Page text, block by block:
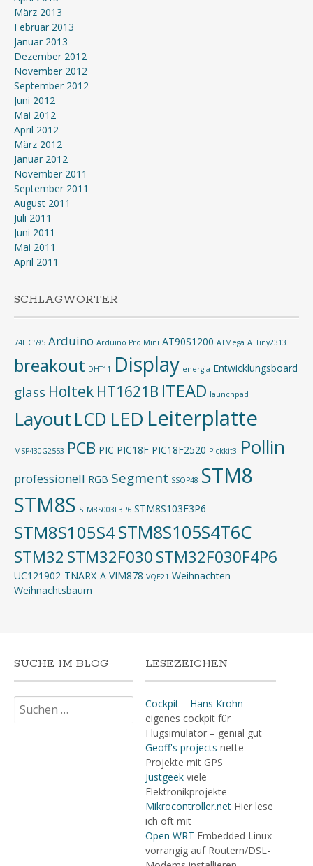
März 2013
Februar 2013
Januar 2013
Dezember 2012
November 2012
September 2012
Juni 2012
Mai 2012
April 2012
März 2012
Januar 2012
November 2011
September 2011
August 2011
Juli 2011
Juni 2011
Mai 2011
April 2011
SCHLAGWÖRTER
74HC595 Arduino Arduino Pro Mini AT90S1200 ATMega ATTiny2313
breakout DHT11 Display energia Entwicklungsboard
glass Holtek HT1621B ITEAD launchpad
Layout LCD LED Leiterplatte
MSP430G2553 PCB PIC PIC18F PIC18F2520 Pickkit3 Pollin
professionell RGB Segment SSOP48 STM8
STM8S STM8S003F3P6 STM8S103F3P6
STM8S105S4STM8S105S4T6C
STM32 STM32F030STM32F030F4P6
UC121902-TNARX-A VIM878 VQE21 Weihnachten
Weihnachtsbaum
SUCHE IM BLOG
nach:
LESEZEICHEN
Cockpit – Hans Krohn
eigenes cockpit für
Flugsimulator – genial gut
Geoff's projects nette
Projekte mit GPS
Justgeekviele
Elektronikprojekte
Mikrocontroller.netHier lese
ich oft mit
Open WRT Embedded Linux
vorrangig auf Routern/DSL-